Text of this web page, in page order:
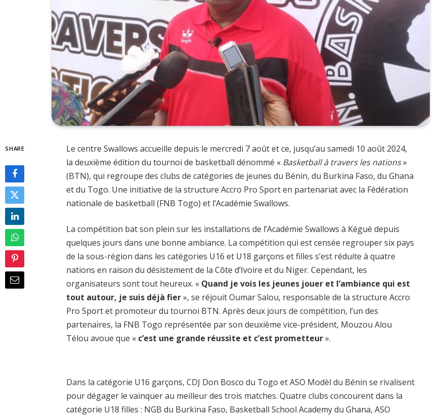
SHARE
Le centre Swallows accueille depuis le mercredi 7 août et ce, jusqu’au samedi 10 août 2024,
la deuxième édition du tournoi de basketball dénommé « Basketball à travers les nations»
(BTN), qui regroupe des clubs de catégories de jeunes du Bénin, du Burkina Faso, du Ghana
et du Togo. Une initiative de la structure Accro Pro Sport en partenariat avec la Fédération
nationale de basketball (FNB Togo) et l’Académie Swallows.
La compétition bat son plein sur les installations de l’Académie Swallows à Kégué depuis
quelques jours dans une bonne ambiance. La compétition qui est censée regrouper six pays
de la sous-région dans les catégories U16 et U18 garçons et filles s’est réduite à quatre
nations en raison du désistement de la Côte d’Ivoire et du Niger. Cependant, les
organisateurs sont tout heureux. « Quand je vois les jeunes jouer et l’ambiance qui est
tout autour, je suis déjà fier», se réjouit Oumar Salou, responsable de la structure Accro
Pro Sport et promoteur du tournoi BTN. Après deux jours de compétition, l’un des
partenaires, la FNB Togo représentée par son deuxième vice-président, Mouzou Alou
Télou avoue que « c’est une grande réussite et c’est prometteur».
Dans la catégorie U16 garçons, CDJ Don Bosco du Togo et ASO Modèl du Bénin se rivalisent
pour dégager le vainquer au meilleur des trois matches. Quatre clubs concourent dans la
catégorie U18 filles : NGB du Burkina Faso, Basketball School Academy du Ghana, ASO